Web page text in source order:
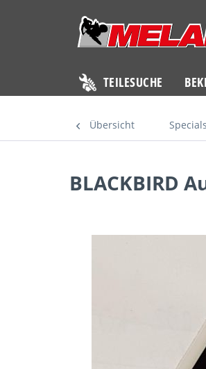
TEILESUCHE
Übersicht Specials
BLACKBIRD